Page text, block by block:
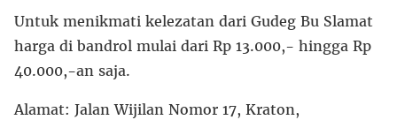
Untuk menikmati kelezatan dari Gudeg Bu Slamat
harga di bandrol mulai dari Rp 13.000,- hingga Rp
40.000,-an saja.
Alamat: Jalan Wijilan Nomor 17, Kraton,